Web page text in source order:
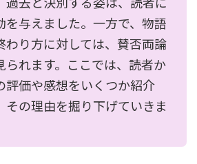
を与えました。一方で、物語
わり方に対しては、賛否両論
られます。ここでは、読者か
評価や感想をいくつか紹介
その理由を掘り下げていきま